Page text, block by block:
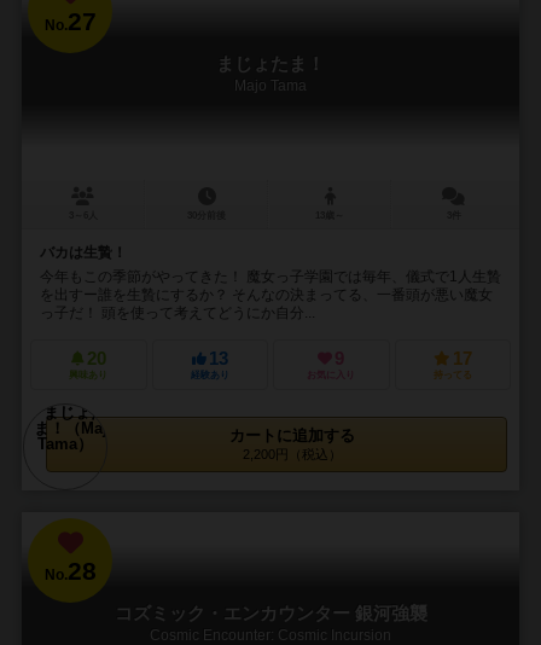
No.27
まじょたま！
Majo Tama
バカは生贄！
今年もこの季節がやってきた！ 魔女っ子学園では毎年、儀式で1人生贄
を出すー誰を生贄にするか？ そんなの決まってる、一番頭が悪い魔女
っ子だ！ 頭を使って考えてどうにか自分...
20
興味あり
13
経験あり
9
お気に入り
17
持ってる
カートに追加する
2,200円（税込）
No.28
コズミック・エンカウンター 銀河強襲
Cosmic Encounter: Cosmic Incursion